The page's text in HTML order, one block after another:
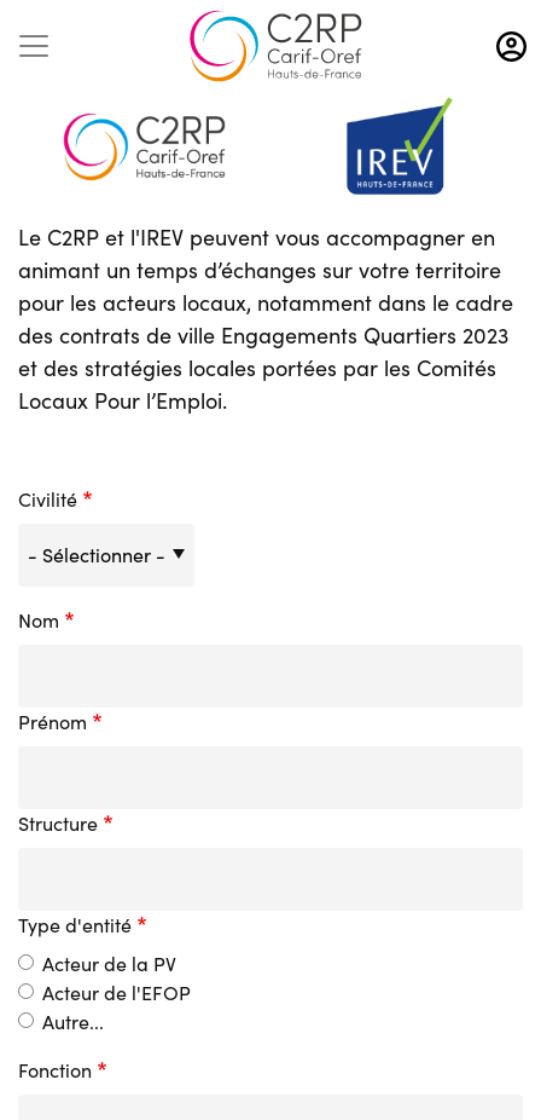
Aller
au
contenu
Le C2RP et l'IREV peuvent vous accompagner en
animant un temps d’échanges sur votre territoire
pour les acteurs locaux, notamment dans le cadre
des contrats de ville Engagements Quartiers 2023
et des stratégies locales portées par les Comités
Locaux Pour l’Emploi.
Civilité
Nom
Prénom
Structure
Type d'entité
Acteur de la PV
Acteur de l'EFOP
Autre...
Fonction